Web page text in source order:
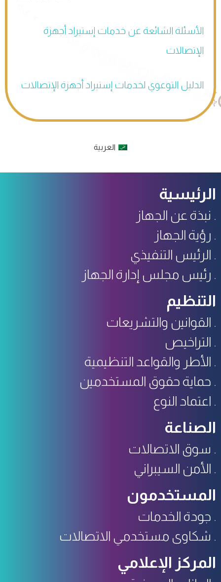
الأسئلة الشائعة عن خدمات إستيراد أجهزة
الإتصالات
الدليل التوعوي لخدمات إستيراد أجهزة الإتصالات
العربية
الرئيسية
نبذة عن الجهاز
رؤية الجهاز
الرئيس التنفيذي
رئيس مجلس إدارة الجهاز
التنظيم
القوانين والتشريعات
التراخيص
الأطر والقواعد التنظيمية
حماية حقوق المستخدمين
اعتماد النوع
الصناعة
سوق الاتصالات
الأمن السيبراني
المستخدمون
جودة الخدمات
شكاوى مستخدمي الاتصالات
المركز الإعلامي